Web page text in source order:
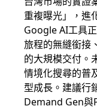
重複曝光」，進
Google AI工具
旅程的無縫銜接
的大規模交付。
情境化搜尋的普
型成長。建議行
Demand Gen與